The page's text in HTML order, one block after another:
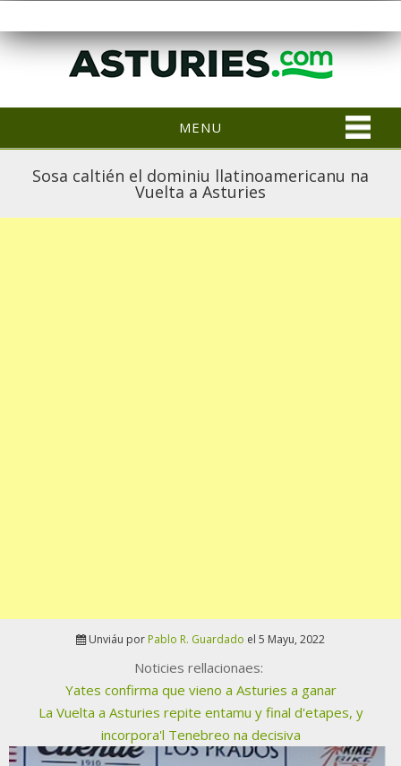
MENU
Sosa caltién el dominiu llatinoamericanu na
Vuelta a Asturies
Unviáu por Pablo R. Guardado el 5 Mayu, 2022
Noticies rellacionaes:
Yates confirma que vieno a Asturies a ganar
La Vuelta a Asturies repite entamu y final d'etapes, y
incorpora'l Tenebreo na decisiva